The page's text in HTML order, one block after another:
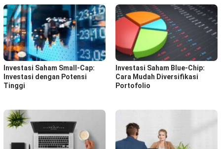
Investasi Saham Small-Cap:
Investasi dengan Potensi
Tinggi
Investasi Saham Blue-Chip:
Cara Mudah Diversifikasi
Portofolio